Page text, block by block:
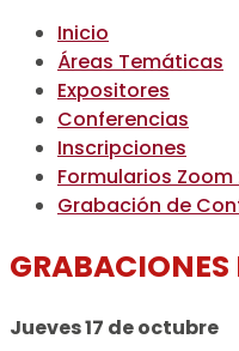
Inicio
Áreas Temáticas
Expositores
Conferencias
Inscripciones
Formularios Zoom
Grabación de
GRABACIONES
Jueves 17 de octubre